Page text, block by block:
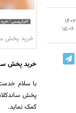
خرید پخش
خرید پخش
با سلام
پخش
کمک نماید.